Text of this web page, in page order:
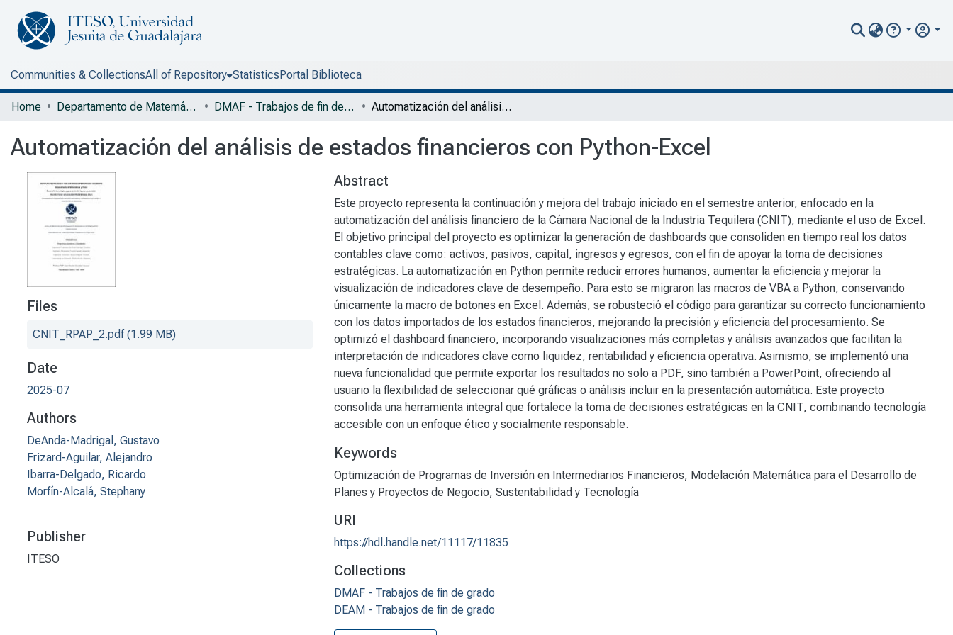
Communities & CollectionsAll of Repository StatisticsPortal Biblioteca
Home Departamento de Matemáticas y Física DMAF - Trabajos de fin de grado Automatización del análisis de estados financieros con Python-Excel
Automatización del análisis de estados financieros con Python-Excel
Files
CNIT_RPAP_2.pdf(1.99 MB)
Date
2025-07
Authors
DeAnda-Madrigal, Gustavo
Frizard-Aguilar, Alejandro
Ibarra-Delgado, Ricardo
Morfín-Alcalá, Stephany
Publisher
ITESO
Abstract
Este proyecto representa la continuación y mejora del trabajo iniciado en el semestre anterior, enfocado en la
automatización del análisis financiero de la Cámara Nacional de la Industria Tequilera (CNIT), mediante el uso de Excel.
El objetivo principal del proyecto es optimizar la generación de dashboards que consoliden en tiempo real los datos
contables clave como: activos, pasivos, capital, ingresos y egresos, con el fin de apoyar la toma de decisiones
estratégicas. La automatización en Python permite reducir errores humanos, aumentar la eficiencia y mejorar la
visualización de indicadores clave de desempeño. Para esto se migraron las macros de VBA a Python, conservando
únicamente la macro de botones en Excel. Además, se robusteció el código para garantizar su correcto funcionamiento
con los datos importados de los estados financieros, mejorando la precisión y eficiencia del procesamiento. Se
optimizó el dashboard financiero, incorporando visualizaciones más completas y análisis avanzados que facilitan la
interpretación de indicadores clave como liquidez, rentabilidad y eficiencia operativa. Asimismo, se implementó una
nueva funcionalidad que permite exportar los resultados no solo a PDF, sino también a PowerPoint, ofreciendo al
usuario la flexibilidad de seleccionar qué gráficas o análisis incluir en la presentación automática. Este proyecto
consolida una herramienta integral que fortalece la toma de decisiones estratégicas en la CNIT, combinando tecnología
accesible con un enfoque ético y socialmente responsable.
Keywords
Optimización de Programas de Inversión en Intermediarios Financieros, Modelación Matemática para el Desarrollo de
Planes y Proyectos de Negocio, Sustentabilidad y Tecnología
URI
https://hdl.handle.net/11117/11835
Collections
DMAF - Trabajos de fin de grado
DEAM - Trabajos de fin de grado